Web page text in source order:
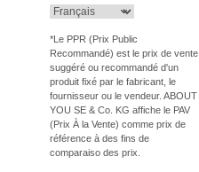
*Le PPR (Prix Public
Recommandé) est le prix de vente
suggéré ou recommandé d'un
produit fixé par le fabricant, le
fournisseur ou le vendeur. ABOUT
YOU SE & Co. KG affiche le PAV
(Prix À la Vente) comme prix de
référence à des fins de
comparaiso des prix.